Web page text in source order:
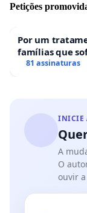
Petições
Por um
famílias que
hospitais
81 assinaturas
INICIE
A
O
ouvir a